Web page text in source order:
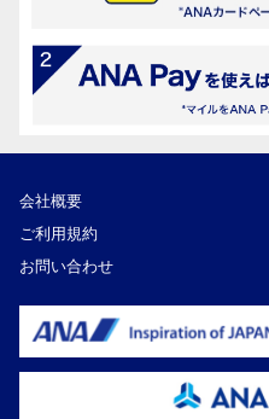
会社概要
ご利用規約
お問い合わせ